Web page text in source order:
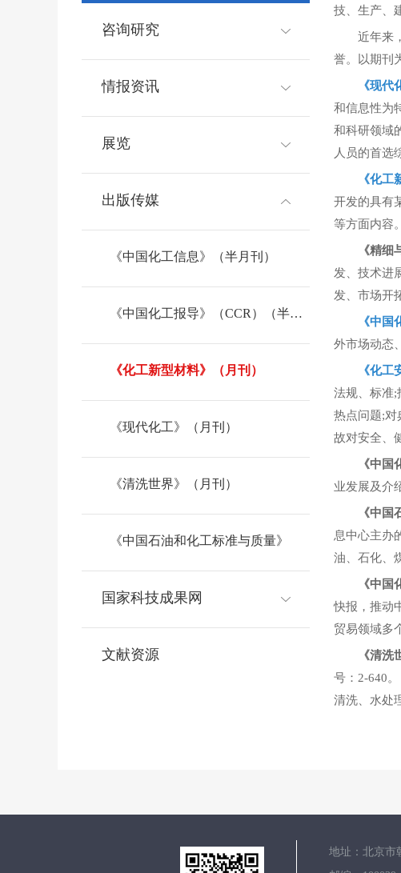
咨询研究
情报资讯
展览
出版传媒
《中国化工信息》（半月刊）
《中国化工报导》（CCR）（半月刊）
《化工新型材料》（月刊）
《现代化工》（月刊）
《清洗世界》（月刊）
《中国石油和化工标准与质量》
国家科技成果网
文献资源
技、生产、
近年来，
誉。以期刊
《现代
和信息性为
和科研领域
人员的首选
《化工
开发的具有
等方面内容
《精
发、技术进
发、市场开
《中国
外市场动态
《化工
法规、标准;
热点问题;对
故对安全、
《中
业发展及介
《中
息中心主办
油、石化、
《中
快报，推动
贸易领域多
《清
号：2-640
清洗、水处
地址：北京市